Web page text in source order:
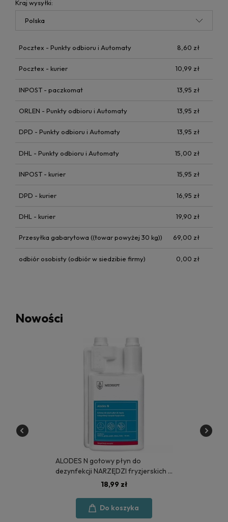
Kraj wysyłki:
Pocztex - Punkty odbioru i Automaty 8,60 zł
Pocztex - kurier 10,99 zł
INPOST - paczkomat 13,95 zł
ORLEN - Punkty odbioru i Automaty 13,95 zł
DPD - Punkty odbioru i Automaty 13,95 zł
DHL - Punkty odbioru i Automaty 15,00 zł
INPOST - kurier 15,95 zł
DPD - kurier 16,95 zł
DHL - kurier 19,90 zł
Przesyłka gabarytowa ((towar powyżej 30 kg)) 69,00 zł
odbiór osobisty(odbiór w siedzibie firmy) 0,00 zł
Nowości
ALODES N gotowy płyn do
dezynfekcji NARZĘDZI fryzjerskich 1
litr - MEDISEPT18,99 zł
Do koszyka